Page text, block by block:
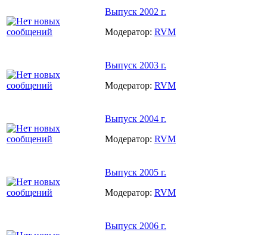
Выпуск 2002 г.
Модератор: RVM
Выпуск 2003 г.
Модератор: RVM
Выпуск 2004 г.
Модератор: RVM
Выпуск 2005 г.
Модератор: RVM
Выпуск 2006 г.